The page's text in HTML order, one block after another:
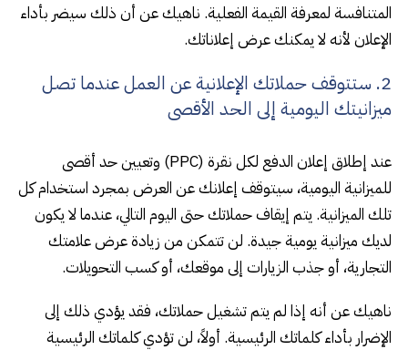
المتنافسة لمعرفة القيمة الفعلية. ناهيك عن أن ذلك سيضر بأداء
الإعلان لأنه لا يمكنك عرض إعلاناتك.
2. ستتوقف حملاتك الإعلانية عن العمل عندما تصل
ميزانيتك اليومية إلى الحد الأقصى
عند إطلاق إعلان الدفع لكل نقرة (PPC) وتعيين حد أقصى
للميزانية اليومية، سيتوقف إعلانك عن العرض بمجرد استخدام كل
تلك الميزانية. يتم إيقاف حملاتك حتى اليوم التالي، عندما لا يكون
لديك ميزانية يومية جيدة. لن تتمكن من زيادة عرض علامتك
التجارية، أو جذب الزيارات إلى موقعك، أو كسب التحويلات.
ناهيك عن أنه إذا لم يتم تشغيل حملاتك، فقد يؤدي ذلك إلى
الإضرار بأداء كلماتك الرئيسية. أولاً، لن تؤدي كلماتك الرئيسية